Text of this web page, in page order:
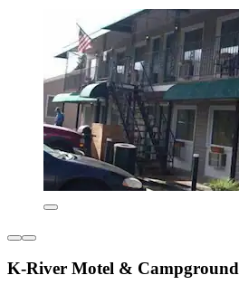
K-River Motel & Campground